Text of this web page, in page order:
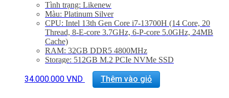
Tình trạng: Likenew
Màu: Platinum Silver
CPU: Intel 13th Gen Core i7-13700H (14 Core, 20
Thread, 8-E-core 3.7GHz, 6-P-core 5.0GHz, 24MB
Cache)
RAM: 32GB DDR5 4800MHz
Storage: 512GB M.2 PCIe NVMe SSD
Non-Touch Anti-Glare 500-Nit Display
VGA: NVIDIA GeForce RTX 4050 4GB GDDR6
34.000.000 VND Thêm vào giỏ